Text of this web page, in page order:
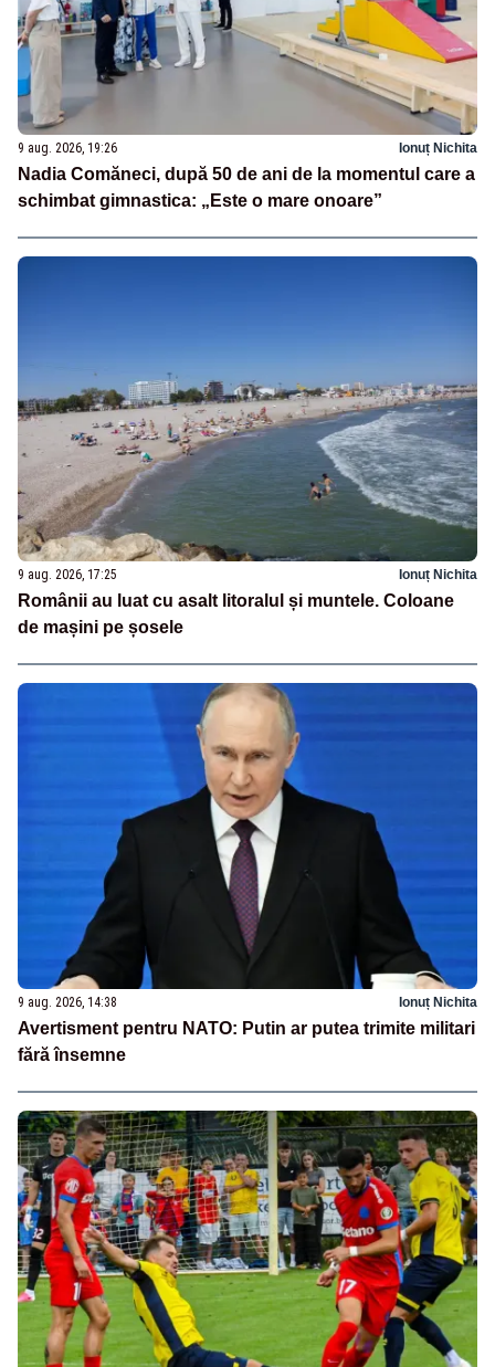
9 aug. 2026, 19:26 Ionuț Nichita
Nadia Comăneci, după 50 de ani de la momentul care a
schimbat gimnastica: „Este o mare onoare”
9 aug. 2026, 17:25 Ionuț Nichita
Românii au luat cu asalt litoralul și muntele. Coloane
de mașini pe șosele
9 aug. 2026, 14:38 Ionuț Nichita
Avertisment pentru NATO: Putin ar putea trimite militari
fără însemne